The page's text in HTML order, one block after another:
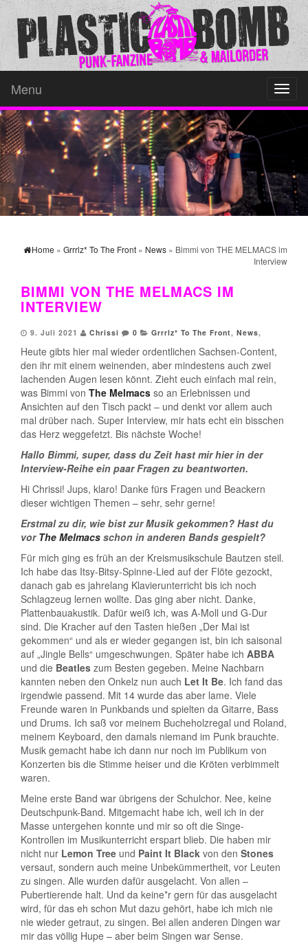
Menu
Home » Grrrlz* To The Front » News » Bimmi von THE MELMACS im
Interview
BIMMI VON THE MELMACS IM
INTERVIEW
9. Juli 2021 Chrissi 0 Grrrlz* To The Front, News,
Heute gibts hier mal wieder ordentlichen Sachsen-Content,
den ihr mit einem weinenden, aber mindestens auch zwei
lachenden Augen lesen könnt. Zieht euch einfach mal rein,
was Bimmi von The Melmacs so an Erlebnissen und
Ansichten auf den Tisch packt – und denkt vor allem auch
mal drüber nach. Super Interview, mir hats echt ein bisschen
das Herz weggefetzt. Bis nächste Woche!
Hallo Bimmi, super, dass du Zeit hast mir hier in der
Interview-Reihe ein paar Fragen zu beantworten.
Hi Chrissi! Jups, klaro! Danke fürs Fragen und Beackern
dieser wichtigen Themen – sehr, sehr gerne!
Erstmal zu dir, wie bist zur Musik gekommen? Hast du
vorThe Melmacs schon in anderen Bands gespielt?
Für mich ging es früh an der Kreismusikschule Bautzen steil.
Ich habe das Itsy-Bitsy-Spinne-Lied auf der Flöte gezockt,
danach gab es jahrelang Klavierunterricht bis ich noch
Schlagzeug lernen wollte. Das ging aber nicht. Danke,
Plattenbauakustik. Dafür weiß ich, was A-Moll und G-Dur
sind. Die Kracher auf den Tasten hießen „Der Mai ist
gekommen“ und als er wieder gegangen ist, bin ich saisonal
auf „Jingle Bells“ umgeschwungen. Später habe ich ABBA
und die Beatles zum Besten gegeben. Meine Nachbarn
kannten neben den Onkelz nun auch Let It Be. Ich fand das
irgendwie passend. Mit 14 wurde das aber lame. Viele
Freunde waren in Punkbands und spielten da Gitarre, Bass
und Drums. Ich saß vor meinem Bucheholzregal und Roland,
meinem Keyboard, den damals niemand im Punk brauchte.
Musik gemacht habe ich dann nur noch im Publikum von
Konzerten bis die Stimme heiser und die Kröten verbimmelt
waren.
Meine erste Band war übrigens der Schulchor. Nee, keine
Deutschpunk-Band. Mitgemacht habe ich, weil ich in der
Masse untergehen konnte und mir so oft die Singe-
Kontrollen im Musikunterricht erspart blieb. Die haben mir
nicht nur Lemon Tree und Paint It Black von den Stones
versaut, sondern auch meine Unbekümmertheit, vor Leuten
zu singen. Alle wurden dafür ausgelacht. Von allen –
Pubertierende halt. Und da keine*r gern für das ausgelacht
wird, für das eh schon Mut dazu gehört, habe ich mich nie
nie wieder getraut, zu singen. Bei allen anderen Dingen war
mir das völlig Hupe – aber beim Singen war Sense.